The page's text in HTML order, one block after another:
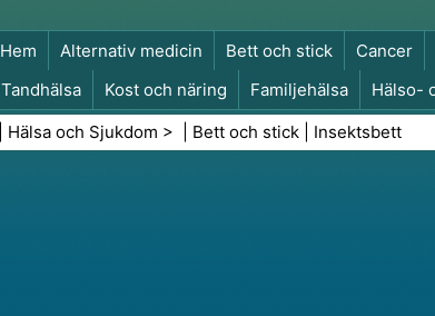
Hem Alternativ medicin Bett och stick Cancer
Tandhälsa
Kost och näring Familjehälsa Hälso-
Folkhälsa och säkerhet
Kirurgi och ingrepp Hälsa
Hälsa och Sjukdom > | Bett och stick Insektsbett